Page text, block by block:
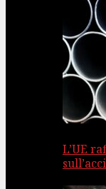
L’UE